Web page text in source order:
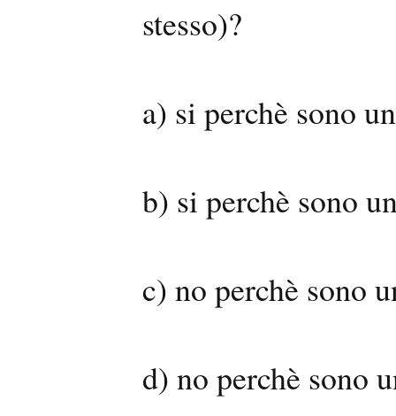
stesso)?
a) si perchè sono
b) si perchè sono
c) no perchè sono
d) no perchè sono